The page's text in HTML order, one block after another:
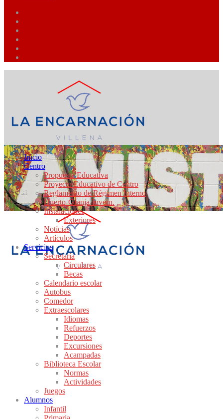
Inicio
Centro
Propuesta Educativa
Proyecto Educativo de Centro
Reglamento de Régimen Interno
Huerto-Granja-Invern.
Instalaciones
Exteriores
Notícias
Artículos
Servicios
Secretaría
Circulares
Becas
Calendario escolar
Autobus
Comedor
Extraescolares
Idiomas
Refuerzos
Deportes
Excursiones
Acampadas
Biblioteca Escolar
Normas
Actividades
Juegos
Alumnos
Infantil